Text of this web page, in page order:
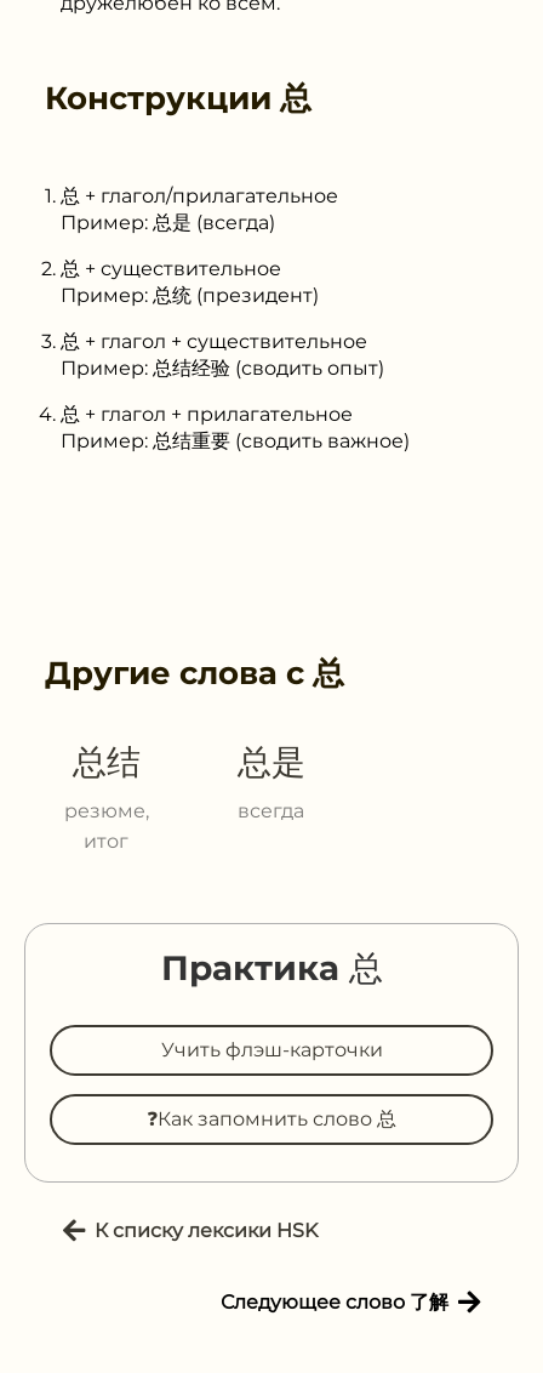
Конструкции 总
总 + глагол/прилагательное
Пример: 总是 (всегда)
总 + существительное
Пример: 总统 (президент)
总 + глагол + существительное
Пример: 总结经验 (сводить опыт)
总 + глагол + прилагательное
Пример: 总结重要 (сводить важное)
Другие слова с 总
总结
резюме,
итог
总是
всегда
Практика 总
Учить флэш-карточки
❓Как запомнить слово 总
К списку лексики HSK
Следующее слово 了解